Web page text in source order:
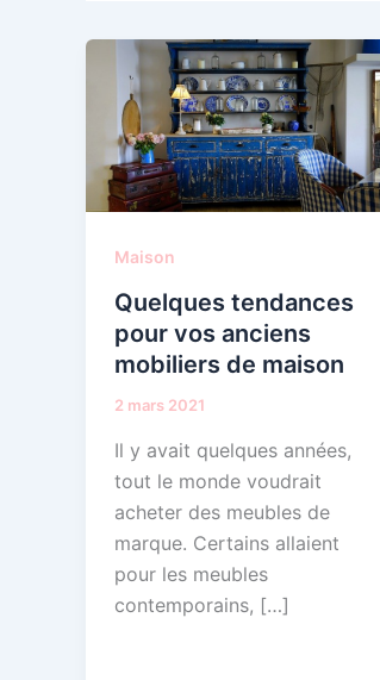
Maison
Quelques tendances
pour vos anciens
mobiliers de maison
2 mars 2021
Il y avait quelques années,
tout le monde voudrait
acheter des meubles de
marque. Certains allaient
pour les meubles
contemporains, […]